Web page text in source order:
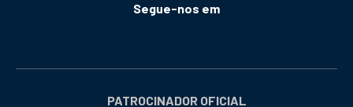
Segue-nos em
abre
nova
abre
nova
abre
nova
abre
nova
abre
nova
abre
nova
abre
PATROCINADOR OFICIAL